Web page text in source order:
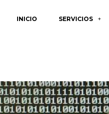
INICIO SERVICIOS